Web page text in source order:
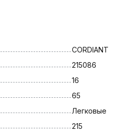
CORDIANT
215086
16
65
Легковые
215